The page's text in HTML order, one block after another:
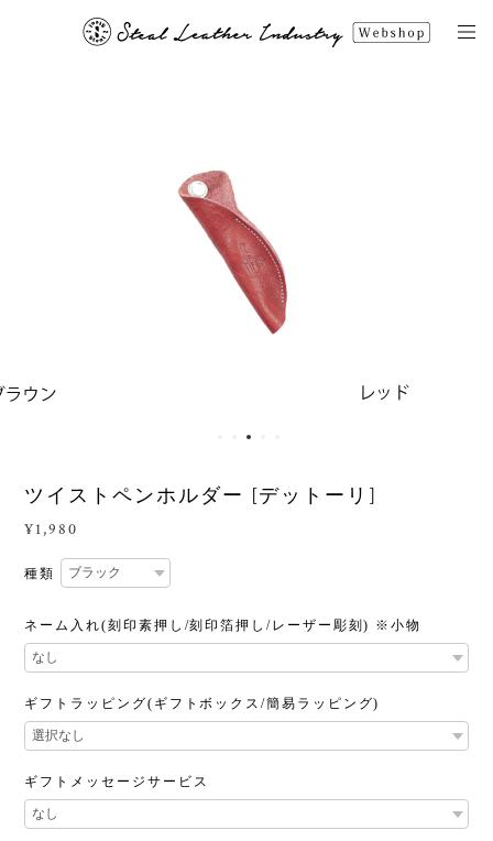
ツイストペンホルダー [デットーリ]
¥1,980
種類
ネーム入れ(刻印素押し/刻印箔押し/レーザー彫刻) ※小物
ギフトラッピング(ギフトボックス/簡易ラッピング)
ギフトメッセージサービス